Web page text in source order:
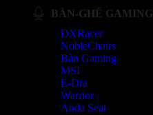
BÀN-GHẾ GAMING
DXRacer
NobleChairs
Bàn Gaming
MSI
E-Dra
Warrior
Anda Seat